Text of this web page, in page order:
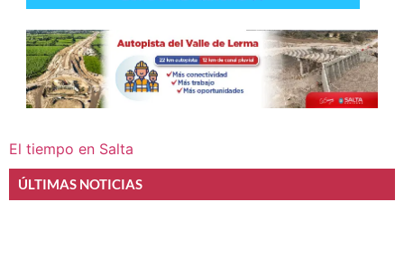
El tiempo en Salta
ÚLTIMAS NOTICIAS